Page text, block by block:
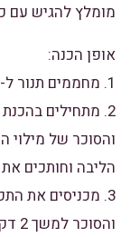
מומלץ להגיש עם
אופן הכנה:
1. מחממים תנור ל-180 מעלות.
2. מתחילים
והסוכר של
הליבה וחותכים את
3. מכניסים את
והסוכר למשך 2 דקות ומסננים.